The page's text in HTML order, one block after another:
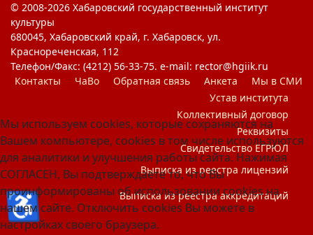
© 2008-2026 Хабаровский государственный институт
культуры
680045, Хабаровский край, г. Хабаровск, ул.
Краснореченская, 112
Телефон/Факс: (4212) 56-33-75. e-mail: rector@hgiik.ru
Контакты
ЧаВо Обратная связь Анкета
Мы в СМИ
Устав института
Коллективный договор
Реквизиты
Свидетельство ЕГРЮЛ
Выписка из реестра лицензий
Выписка из реестра аккредитаций
Мы используем cookies, которые сохраняются на
Вашем компьютере, cookies в том числе используются
для аналитики и улучшения работы сайта. Нажимая
СОГЛАСЕН, Вы подтверждаете то, что Вы
проинформированы об использовании cookies на
нашем сайте. Отключить cookies Вы можете в
настройках своего браузера.